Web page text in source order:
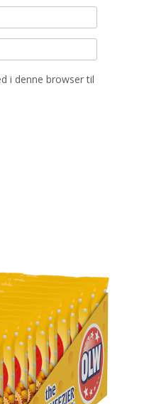
i denne browser til